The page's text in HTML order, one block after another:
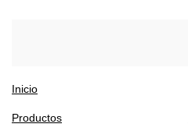
Inicio
Productos